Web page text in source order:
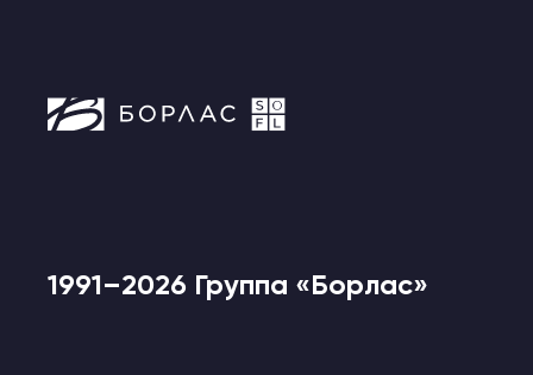
1991–2026 Группа «Борлас»